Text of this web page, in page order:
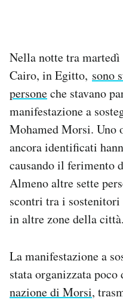
Nella notte tra
Cairo, in Egitto, sono
personeche stavano
manifestazione a
Mohamed Morsi. Uno
ancora identificati
causando il ferimento
Almeno altre sette
scontri tra i
in altre zone della città.
La manifestazione a
stata organizzata poco
nazione di Morsi,